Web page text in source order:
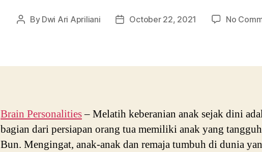
Post
By Dwi Ari Apriliani
PostOctober 22, 2021 No
Brain Personalities– Melatih keberanian anak sejak dini
bagian dari persiapan orang tua memiliki anak yang
Bun. Mengingat, anak-anak dan remaja tumbuh di dunia